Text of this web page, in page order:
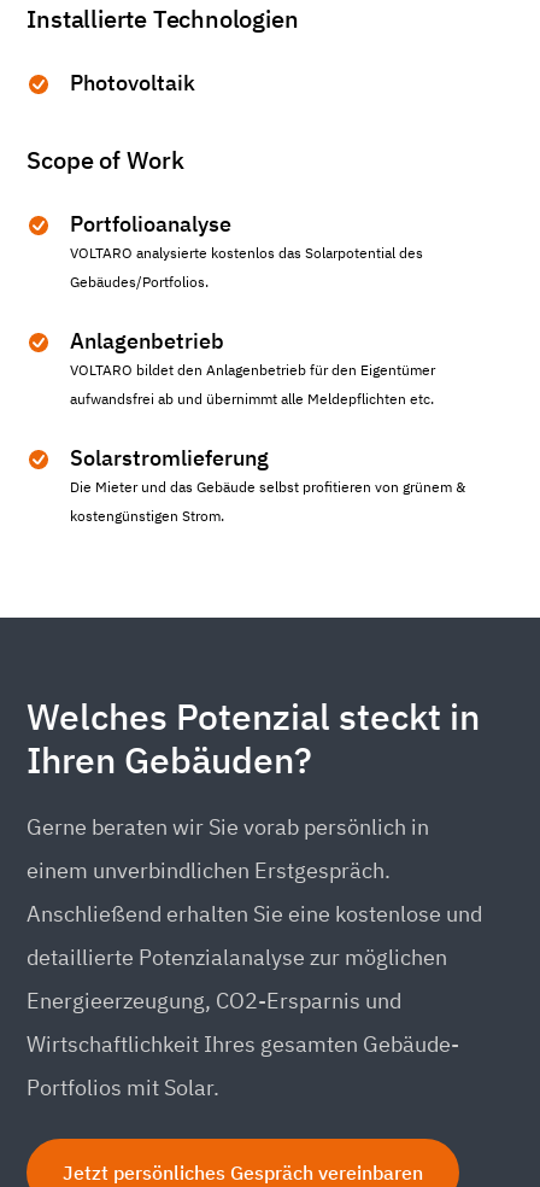
Installierte Technologien
Photovoltaik
Scope of Work
Portfolioanalyse
VOLTARO analysierte kostenlos das Solarpotential des
Gebäudes/Portfolios.
Anlagenbetrieb
VOLTARO bildet den Anlagenbetrieb für den Eigentümer
aufwandsfrei ab und übernimmt alle Meldepflichten etc.
Solarstromlieferung
Die Mieter und das Gebäude selbst profitieren von grünem &
kostengünstigen Strom.
Welches Potenzial steckt in
Ihren Gebäuden?
Gerne beraten wir Sie vorab persönlich in
einem unverbindlichen Erstgespräch.
Anschließend erhalten Sie eine kostenlose und
detaillierte Potenzialanalyse zur möglichen
Energieerzeugung, CO2-Ersparnis und
Wirtschaftlichkeit Ihres gesamten Gebäude-
Portfolios mit Solar.
Jetzt persönliches Gespräch vereinbaren